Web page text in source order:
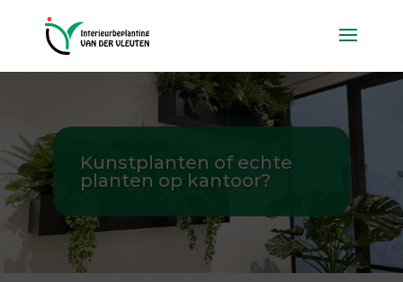
Kunstplanten of echte
planten op kantoor?